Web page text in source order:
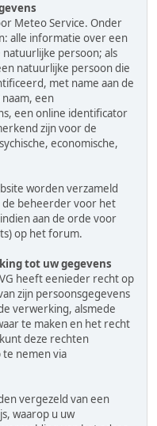
Meteo Service. Onder
alle informatie over een
persoon; als
natuurlijke persoon die
met name aan de
een
een online identificator
zijn voor de
economische,
worden verzameld
beheerder voor het
aan de orde voor
op het forum.
tot uw gegevens
heeft eenieder recht op
zijn persoonsgegevens
verwerking, alsmede
te maken en het recht
deze rechten
nemen via
vergezeld van een
waarop u uw